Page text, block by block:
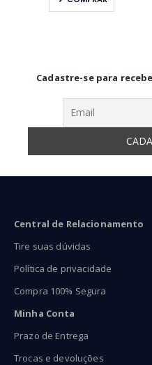
Cadastre-se para
Central de Relacionamento
Tire suas dúvidas
Política de privacidade
Compra 100% Segura
Minha Conta
Prazo de Entrega
Trocas e devoluções